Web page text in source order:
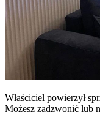
Właściciel powierzył
Możesz zadzwonić lub